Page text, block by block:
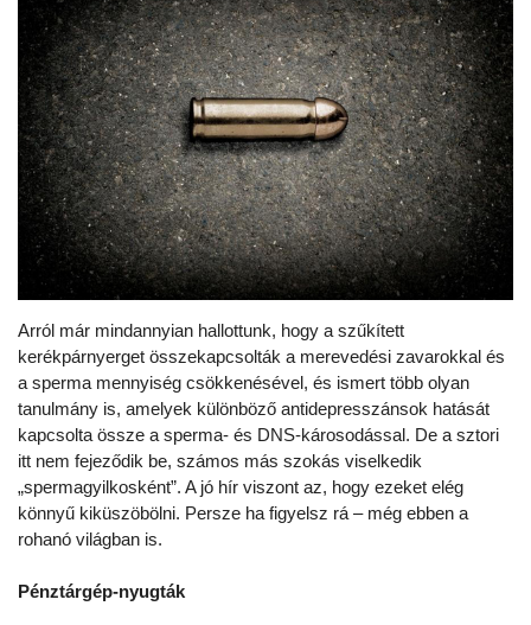
Arról már mindannyian hallottunk, hogy a szűkített
kerékpárnyerget összekapcsolták a merevedési zavarokkal és
a sperma mennyiség csökkenésével, és ismert több olyan
tanulmány is, amelyek különböző antidepresszánsok hatását
kapcsolta össze a sperma- és DNS-károsodással. De a sztori
itt nem fejeződik be, számos más szokás viselkedik
„spermagyilkosként”. A jó hír viszont az, hogy ezeket elég
könnyű kiküszöbölni. Persze ha figyelsz rá – még ebben a
rohanó világban is.
Pénztárgép-nyugták